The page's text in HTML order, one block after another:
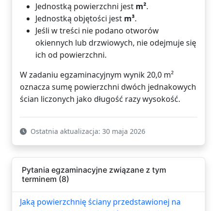
Jednostką powierzchni jest m².
Jednostką objętości jest m³.
Jeśli w treści nie podano otworów
okiennych lub drzwiowych, nie odejmuje się
ich od powierzchni.
W zadaniu egzaminacyjnym wynik 20,0 m²
oznacza sumę powierzchni dwóch jednakowych
ścian liczonych jako długość razy wysokość.
Ostatnia aktualizacja: 30 maja 2026
Pytania egzaminacyjne związane z tym
terminem (8)
Jaką powierzchnię ściany przedstawionej na